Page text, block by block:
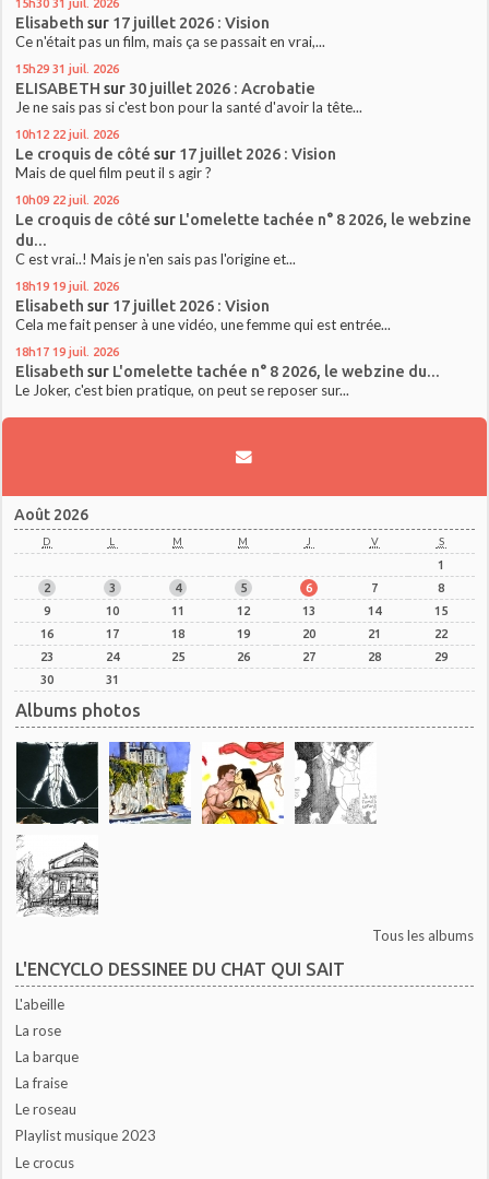
Elisabeth sur 17 juillet 2026 : Vision
Ce n'était pas un film, mais ça se passait en vrai,...
15h29 31 juil. 2026
ELISABETH sur 30 juillet 2026 : Acrobatie
Je ne sais pas si c'est bon pour la santé d'avoir la tête...
10h12 22 juil. 2026
Le croquis de côté sur 17 juillet 2026 : Vision
Mais de quel film peut il s agir ?
10h09 22 juil. 2026
Le croquis de côté sur L'omelette tachée n° 8 2026, le webzine
du...
C est vrai..! Mais je n'en sais pas l'origine et...
18h19 19 juil. 2026
Elisabeth sur 17 juillet 2026 : Vision
Cela me fait penser à une vidéo, une femme qui est entrée...
18h17 19 juil. 2026
Elisabeth sur L'omelette tachée n° 8 2026, le webzine du...
Le Joker, c'est bien pratique, on peut se reposer sur...
Août 2026
D L M M J V S
1
2
3 4 5 6 7
8
9
10 11 12 13 14
15
16
17 18 19 20 21
22
23
24 25 26 27 28
29
30
31
Albums photos
Tous les albums
L'ENCYCLO DESSINEE DU CHAT QUI SAIT
L'abeille
La rose
La barque
La fraise
Le roseau
Playlist musique 2023
Le crocus